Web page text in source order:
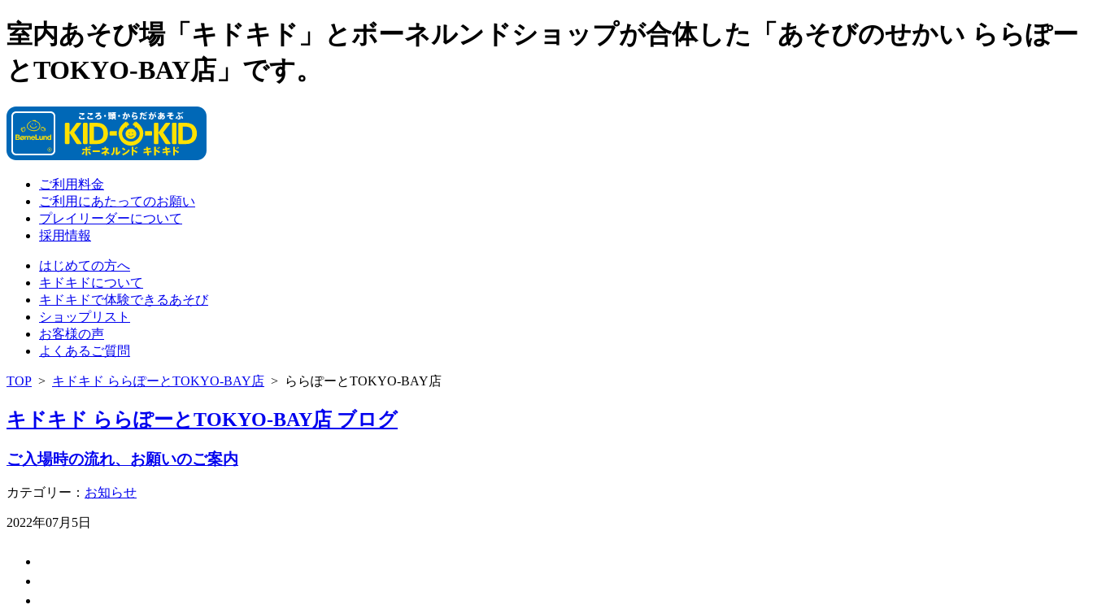
室内あそび場「キドキド」とボーネルンドショップが合体した「あそびのせかい ららぽー
とTOKYO-BAY店」です。
ご利用料金
ご利用にあたってのお願い
プレイリーダーについて
採用情報
はじめての方へ
キドキドについて
キドキドで体験できるあそび
ショップリスト
お客様の声
よくあるご質問
TOP > キドキド ららぽーとTOKYO-BAY店 > ららぽーとTOKYO-BAY店
キドキド ららぽーとTOKYO-BAY店 ブログ
ご入場時の流れ、お願いのご案内
カテゴリー： お知らせ
2022年07月5日